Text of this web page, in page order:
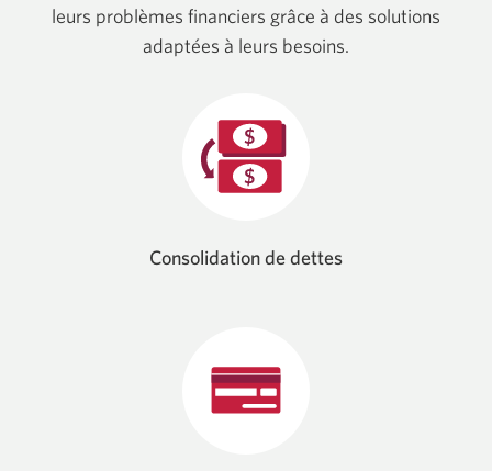
leurs problèmes financiers grâce à des solutions
adaptées à leurs besoins.
Consolidation de dettes